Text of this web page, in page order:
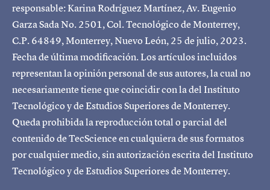
responsable: Karina Rodríguez Martínez, Av. Eugenio
Garza Sada No. 2501, Col. Tecnológico de Monterrey,
C.P. 64849, Monterrey, Nuevo León, 25 de julio, 2023.
Fecha de última modificación. Los artículos incluidos
representan la opinión personal de sus autores, la cual no
necesariamente tiene que coincidir con la del Instituto
Tecnológico y de Estudios Superiores de Monterrey.
Queda prohibida la reproducción total o parcial del
contenido de TecScience en cualquiera de sus formatos
por cualquier medio, sin autorización escrita del Instituto
Tecnológico y de Estudios Superiores de Monterrey.